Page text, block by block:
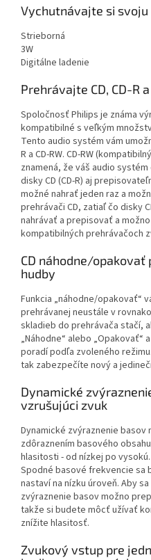
Vychutnávajte si
Strieborná
3W
Digitálne ladenie
Prehrávajte CD, CD-R
Spoločnosť Philips je známa
kompatibilné s veľkým
Tento audio systém vám
R a CD-RW. CD-RW
znamená, že váš audio
disky CD (CD-R) aj
možné nahrať jeden raz a
prehrávači CD, zatiaľ čo disky
nahrávať a prepisovať a
kompatibilných prehrávačoch
CD náhodne/opakovať
hudby
Funkcia „náhodne/opakovať“
prehrávanej neustále v
skladieb do prehrávača stačí,
„Náhodne“ alebo „Opakovať“
poradí podľa zvoleného
tak zabezpečíte nový a
Dynamické
vzrušujúci zvuk
Dynamické zvýraznenie
zdôraznením basového
hlasitosti - od nízkej po
Spodné basové frekvencie
nastaví na nízku úroveň. Aby
zvýraznenie basov možno
takže si budete môcť užívať
znížite hlasitosť.
Zvukový vstup pre